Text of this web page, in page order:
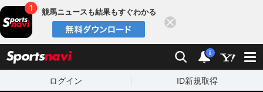
競馬ニュースも結果もすぐわかる
検索 通知
i
ログイン ID新規取得